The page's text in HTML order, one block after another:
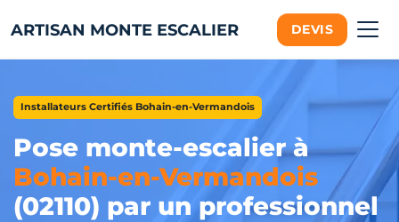
ARTISAN MONTE ESCALIER DEVIS
Installateurs Certifiés Bohain-en-Vermandois
Pose monte-escalier à
Bohain-en-Vermandois
(02110) par un professionnel